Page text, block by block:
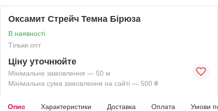
Оксамит Стрейч Темна Бірюза
В наявності
Тільки опт
Ціну уточнюйте
Мінімальне замовлення — 50 м
Мінімальна сума замовлення на сайті — 500 ₴
Опис Характеристики Доставка Оплата Умови